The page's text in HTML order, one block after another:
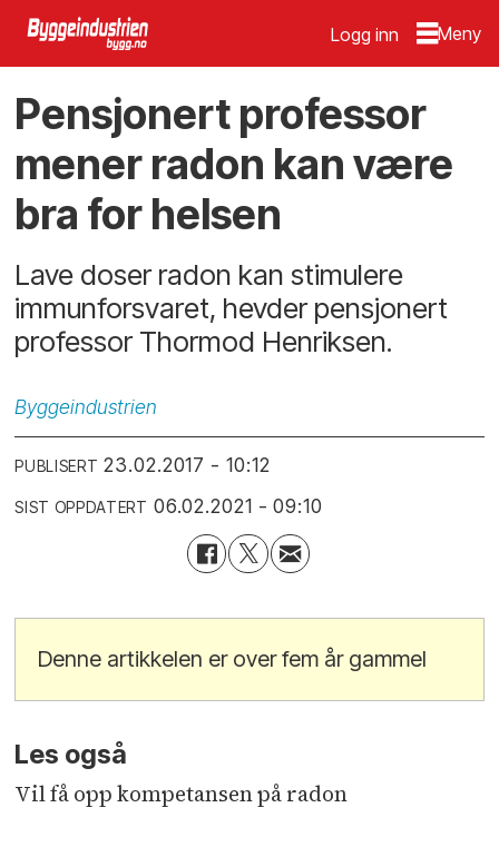
Logg inn
Pensjonert professor
mener radon kan være
bra for helsen
Lave doser radon kan stimulere
immunforsvaret, hevder pensjonert
professor Thormod Henriksen.
Byggeindustrien
PUBLISERT 23.02.2017 - 10:12
SIST OPPDATERT 06.02.2021 - 09:10
Denne artikkelen er over fem år gammel
Les også
Vil få opp kompetansen på radon